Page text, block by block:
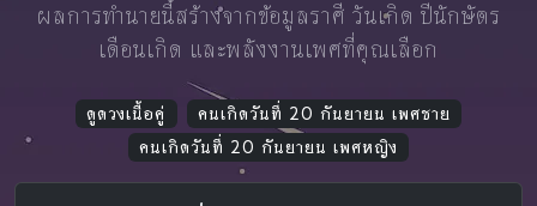
ผลการทำนายนี้สร้างจากข้อมูลราศี วันเกิด ปีนักษัตร
เดือนเกิด และพลังงานเพศที่คุณเลือก
ดูดวงเนื้อคู่
คนเกิดวันที่ 20 กันยายน เพศชาย
คนเกิดวันที่ 20 กันยายน เพศหญิง